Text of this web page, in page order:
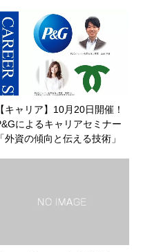
【キャリア】10月20日開催！
によるキャリアセミナー
「外資の傾向と伝える技術」